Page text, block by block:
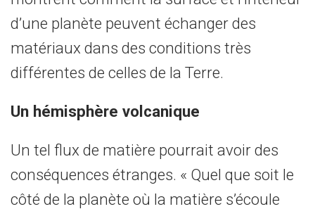
d’une planète peuvent échanger des
matériaux dans des conditions très
différentes de celles de la Terre.
Un hémisphère volcanique
Un tel flux de matière pourrait avoir des
conséquences étranges. « Quel que soit le
côté de la planète où la matière s’écoule